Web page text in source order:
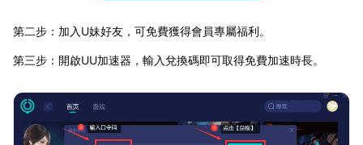
第二步：加入U妹好友，可免費獲得會員專屬福利。
第三步：開啟UU加速器，輸入兌換碼即可取得免費加速時長。